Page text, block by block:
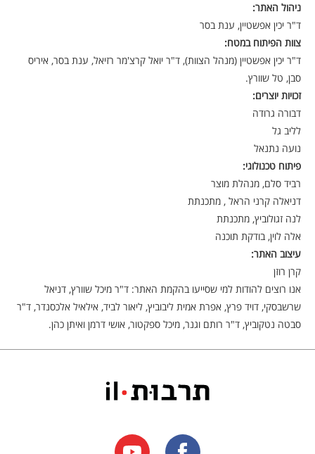
ניהול האתר:
ד"ר יכין אפשטיין, ענת בסר
צוות הפיתוח במטח:
ד"ר יכין אפשטיין (מנהל הצוות), ד"ר יואל קרצ'מר רזיאל, ענת בסר, איריס
סבן, טל שוורץ.
זכויות יוצרים:
דבורה גרודה
לליב גל
נועה נתנאל
פיתוח טכנולוגי:
רביד סלם, מנהלת מוצר
דניאלה קרני הראל , מתכנתת
לנה זגולוביץ, מתכנתת
אלה לוין, בודקת תוכנה
עיצוב האתר:
קרן רוזן
אנו רוצים להודות למי שסייעו בהקמת האתר: ד"ר מיכל שוורץ, דניאל
שרשבסקי, דויד פרץ, אפרת אמית ליבוביץ, ליאור לביד, אילאיל אלכסנדר, ד"ר
סבטה נטקוביץ, ד"ר רותם וגנר, מיכל ספקטור, אושי דרמן ואיתן כהן.